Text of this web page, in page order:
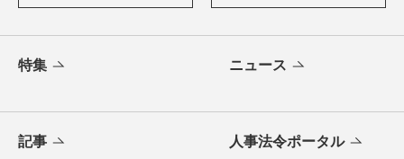
特集 ニュース
記事 人事法令ポータル